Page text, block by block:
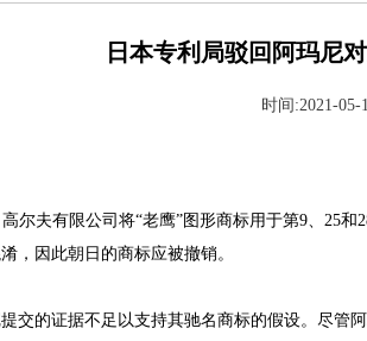
日本专利局驳回阿玛尼
时间:2021-05-
尔夫有限公司将“老鹰”图形商标用于第9、25
，因此朝日的商标应被撤销。
交的证据不足以支持其驰名商标的假设。尽管